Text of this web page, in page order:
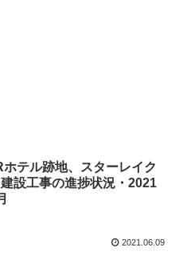
ホテル跡地、スターレイク
設工事の進捗状況・2021
2021.06.09